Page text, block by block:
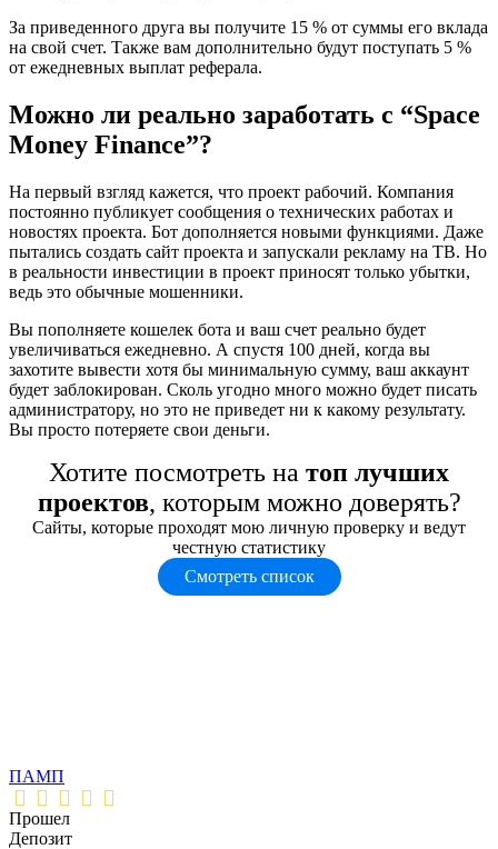
За приведенного друга вы получите 15 % от суммы его вклада
на свой счет. Также вам дополнительно будут поступать 5 %
от ежедневных выплат реферала.
Можно ли реально заработать с “Space
Money Finance”?
На первый взгляд кажется, что проект рабочий. Компания
постоянно публикует сообщения о технических работах и
новостях проекта. Бот дополняется новыми функциями. Даже
пытались создать сайт проекта и запускали рекламу на ТВ. Но
в реальности инвестиции в проект приносят только убытки,
ведь это обычные мошенники.
Вы пополняете кошелек бота и ваш счет реально будет
увеличиваться ежедневно. А спустя 100 дней, когда вы
захотите вывести хотя бы минимальную сумму, ваш аккаунт
будет заблокирован. Сколь угодно много можно будет писать
администратору, но это не приведет ни к какому результату.
Вы просто потеряете свои деньги.
Хотите посмотреть на топ лучших
проектов, которым можно доверять?
Сайты, которые проходят мою личную проверку и ведут
честную статистику
Смотреть список
ПАМП
Прошел
Депозит